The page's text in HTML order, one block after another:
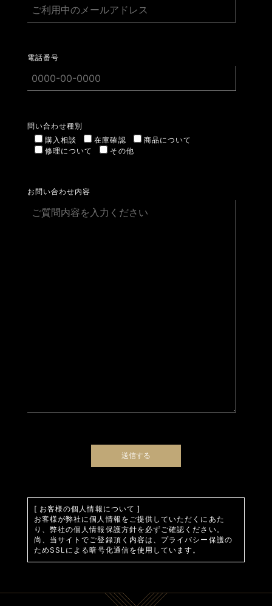
電話番号
問い合わせ種別
購入相談
在庫確認
商品について
修理について
その他
お問い合わせ内容
[ お客様の個人情報について ]
お客様が弊社に個人情報をご提供していただくにあた
り、弊社の個人情報保護方針を必ずご確認ください。
尚、当サイトでご登録頂く内容は、プライバシー保護の
ためSSLによる暗号化通信を使用しています。